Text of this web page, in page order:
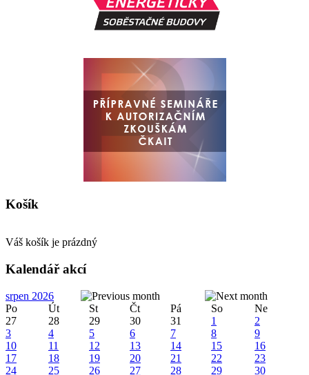
Košík
Váš košík je prázdný
Kalendář akcí
srpen 2026
Po
Út St Čt Pá So
Ne
27
28 29 30 31 1
2
3
4 5 6 7 8
9
10
11 12 13 14 15
16
17
18 19 20 21 22
23
24
25 26 27 28 29
30